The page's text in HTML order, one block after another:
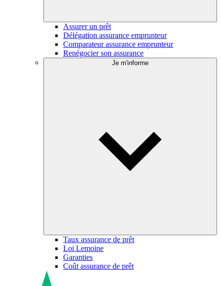
Assurer un prêt
Délégation assurance emprunteur
Comparateur assurance emprunteur
Renégocier son assurance
Je m'informe
Taux assurance de prêt
Loi Lemoine
Garanties
Coût assurance de prêt